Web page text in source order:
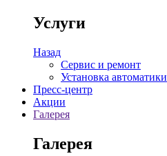
Услуги
Назад
Сервис и ремонт
Установка автоматики
Пресс-центр
Акции
Галерея
Галерея